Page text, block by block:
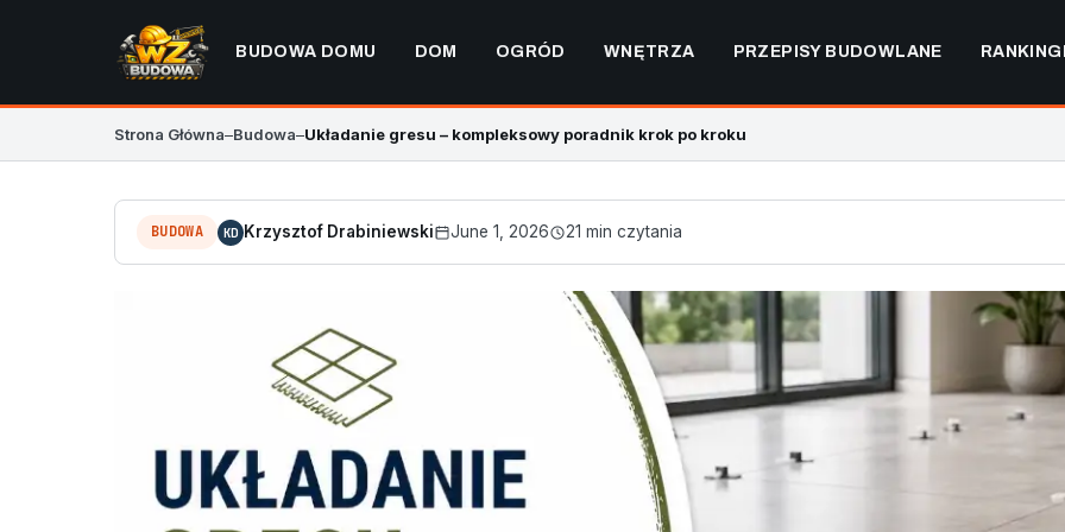
BUDOWA DOMU DOM OGRÓD WNĘTRZA PRZEPISY BUDOWLANE
Strona Główna–Budowa–Układanie gresu – kompleksowy poradnik krok po kroku
BUDOWA KD Krzysztof Drabiniewski June 1, 2026 21 min czytania